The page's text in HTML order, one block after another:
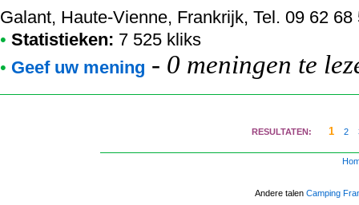
Galant, Haute-Vienne, Frankrijk, Tel. 09 62 68
• Statistieken: 7 525 kliks
• Geef uw mening - 0 meningen te
RESULTATEN: 1 2
Andere talen Camping